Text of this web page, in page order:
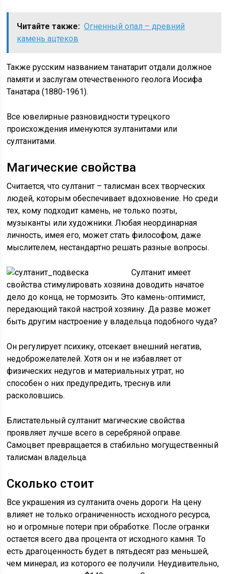
Читайте также: Огненный опал – древний
камень ацтеков
Также русским названием танатарит отдали должное
памяти и заслугам отечественного геолога Иосифа
Танатара (1880-1961).
Все ювелирные разновидности турецкого
происхождения именуются зултанитами или
султанитами.
Магические свойства
Считается, что султанит – талисман всех творческих
людей, которым обеспечивает вдохновение. Но среди
тех, кому подходит камень, не только поэты,
музыканты или художники. Любая неординарная
личность, имея его, может стать философом, даже
мыслителем, нестандартно решать разные вопросы.
Султанит имеет
свойства стимулировать хозяина доводить начатое
дело до конца, не тормозить. Это камень-оптимист,
передающий такой настрой хозяину. Да разве может
быть другим настроение у владельца подобного чуда?
Он регулирует психику, отсекает внешний негатив,
недоброжелателей. Хотя он и не избавляет от
физических недугов и материальных утрат, но
способен о них предупредить, треснув или
расколовшись.
Блистательный султанит магические свойства
проявляет лучше всего в серебряной оправе.
Самоцвет превращается в стабильно могущественный
талисман владельца.
Сколько стоит
Все украшения из султанита очень дороги. На цену
влияет не только ограниченность исходного ресурса,
но и огромные потери при обработке. После огранки
остается всего два процента от исходного камня. То
есть драгоценность будет в пятьдесят раз меньшей,
чем минерал, из которого ее получили. Неудивительно,